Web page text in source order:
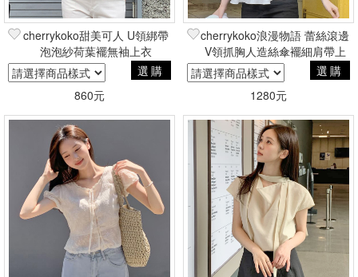
cherrykoko甜美可人 U領綁帶
泡泡紗荷葉襬無袖上衣
選購
860元
cherrykoko浪漫物語 蕾絲滾邊
V領抓胸人造絲傘襬細肩帶上
衣
選購
1280元